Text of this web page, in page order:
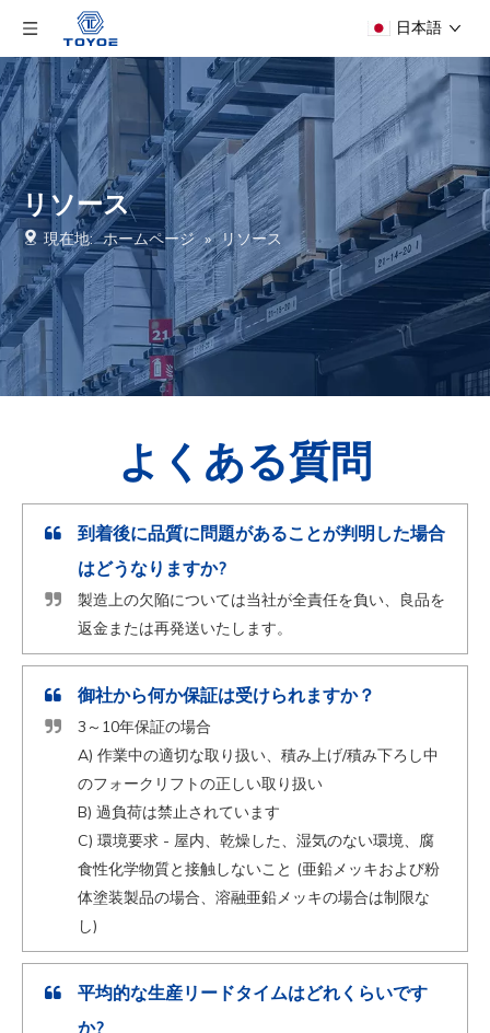
日本語
リソース
現在地: ホームページ » リソース
よくある質問
到着後に品質に問題があることが判明した場合
はどうなりますか?
製造上の欠陥については当社が全責任を負い、良品を
返金または再発送いたします。
御社から何か保証は受けられますか？
3～10年保証の場合
A) 作業中の適切な取り扱い、積み上げ/積み下ろし中
のフォークリフトの正しい取り扱い
B) 過負荷は禁止されています
C) 環境要求 - 屋内、乾燥した、湿気のない環境、腐
食性化学物質と接触しないこと (亜鉛メッキおよび粉
体塗装製品の場合、溶融亜鉛メッキの場合は制限な
し)
平均的な生産リードタイムはどれくらいです
か?